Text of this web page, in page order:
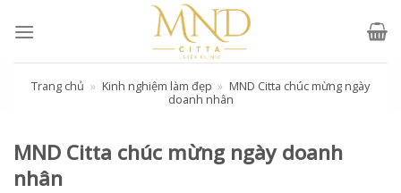
Trang chủ » Kinh nghiệm làm đẹp » MND Citta chúc mừng ngày
doanh nhân
MND Citta chúc mừng ngày doanh
nhân